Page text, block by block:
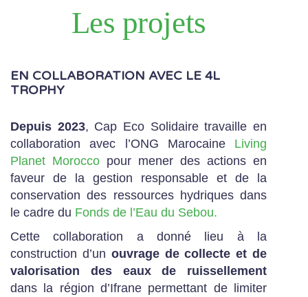
Les projets
EN COLLABORATION AVEC LE 4L
TROPHY
Depuis 2023, Cap Eco Solidaire travaille en
collaboration avec l’ONG Marocaine Living
Planet Morocco pour mener des actions en
faveur de la gestion responsable et de la
conservation des ressources hydriques dans
le cadre du Fonds de l’Eau du Sebou.
Cette collaboration a donné lieu à la
construction d’un ouvrage de collecte et de
valorisation des eaux de ruissellement
dans la région d’Ifrane permettant de limiter